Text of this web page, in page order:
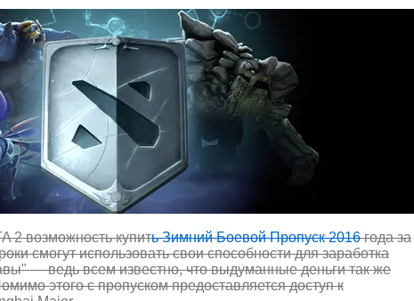
2 возможность купить Зимний Боевой Пропуск 2016года за
смогут использовать свои способности для заработка
— ведь всем известно, что выдуманные деньги так же
этого с пропуском предоставляется доступ к